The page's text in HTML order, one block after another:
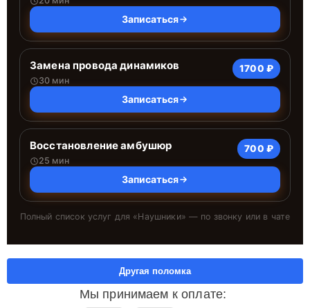
Записаться
Замена провода динамиков
30 мин
1700 ₽
Записаться
Восстановление амбушюр
25 мин
700 ₽
Записаться
Полный список услуг для «Наушники» — по звонку или в чате
Мы принимаем к оплате:
Другая поломка